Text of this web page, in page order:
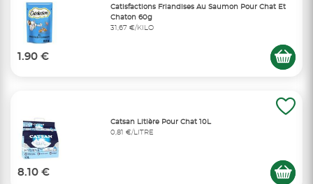
Catisfactions Friandises Au Saumon Pour Chat Et
Chaton 60g
31,67 €/KILO
1.90 €
Catsan Litière Pour Chat 10L
0,81 €/LITRE
8.10 €